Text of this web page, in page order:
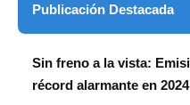
Publicación Destacada
Sin freno a la vista:
récord alarmante en 2024